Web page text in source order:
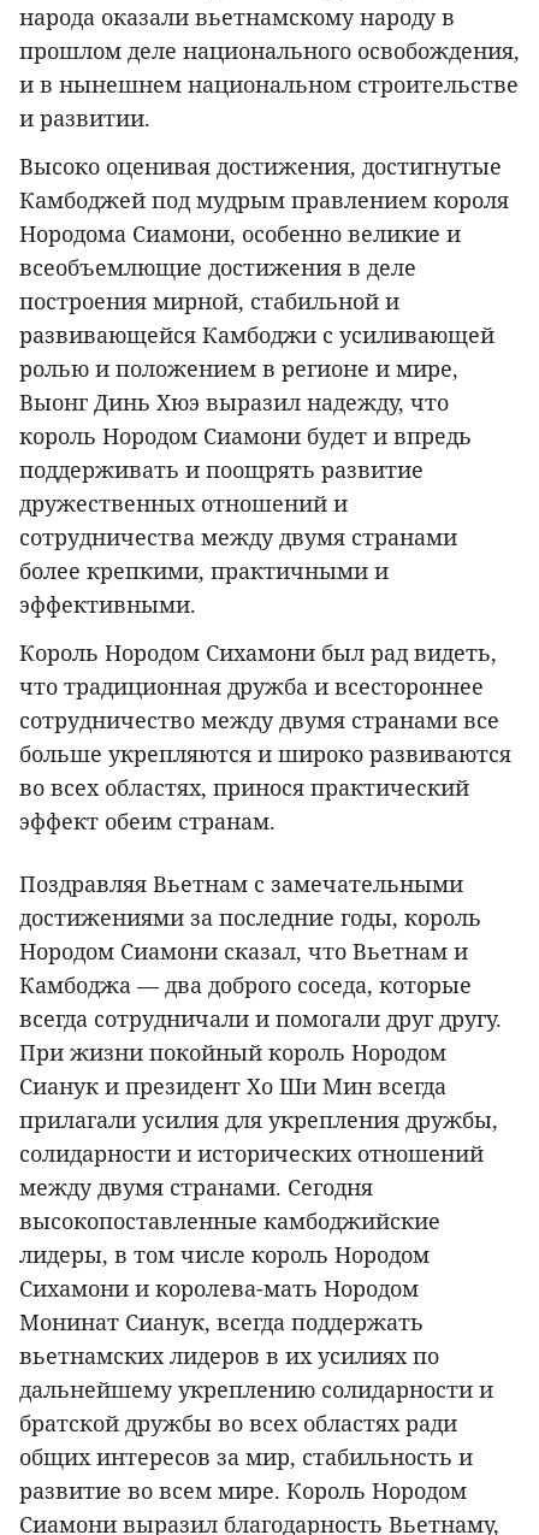
народа оказали вьетнамскому народу в
прошлом деле национального освобождения,
и в нынешнем национальном строительстве
и развитии.
Высоко оценивая достижения, достигнутые
Камбоджей под мудрым правлением короля
Нородома Сиамони, особенно великие и
всеобъемлющие достижения в деле
построения мирной, стабильной и
развивающейся Камбоджи с усиливающей
ролью и положением в регионе и мире,
Выонг Динь Хюэ выразил надежду, что
король Нородом Сиамони будет и впредь
поддерживать и поощрять развитие
дружественных отношений и
сотрудничества между двумя странами
более крепкими, практичными и
эффективными.
Король Нородом Сихамони был рад видеть,
что традиционная дружба и всестороннее
сотрудничество между двумя странами все
больше укрепляются и широко развиваются
во всех областях, принося практический
эффект обеим странам.
Поздравляя Вьетнам с замечательными
достижениями за последние годы, король
Нородом Сиамони сказал, что Вьетнам и
Камбоджа — два доброго соседа, которые
всегда сотрудничали и помогали друг другу.
При жизни покойный король Нородом
Сианук и президент Хо Ши Мин всегда
прилагали усилия для укрепления дружбы,
солидарности и исторических отношений
между двумя странами. Сегодня
высокопоставленные камбоджийские
лидеры, в том числе король Нородом
Сихамони и королева-мать Нородом
Монинат Сианук, всегда поддержать
вьетнамских лидеров в их усилиях по
дальнейшему укреплению солидарности и
братской дружбы во всех областях ради
общих интересов за мир, стабильность и
развитие во всем мире. Король Нородом
Сиамони выразил благодарность Вьетнаму,